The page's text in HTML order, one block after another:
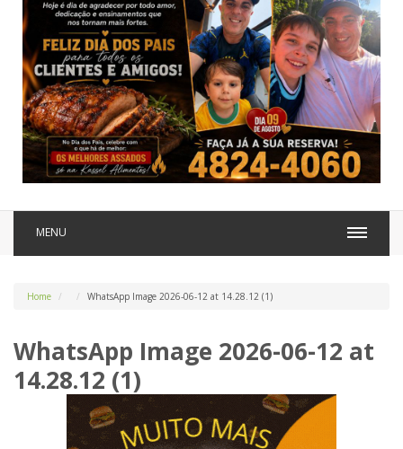
MENU
Home WhatsApp Image 2026-06-12 at 14.28.12 (1)
WhatsApp Image 2026-06-12 at
14.28.12 (1)